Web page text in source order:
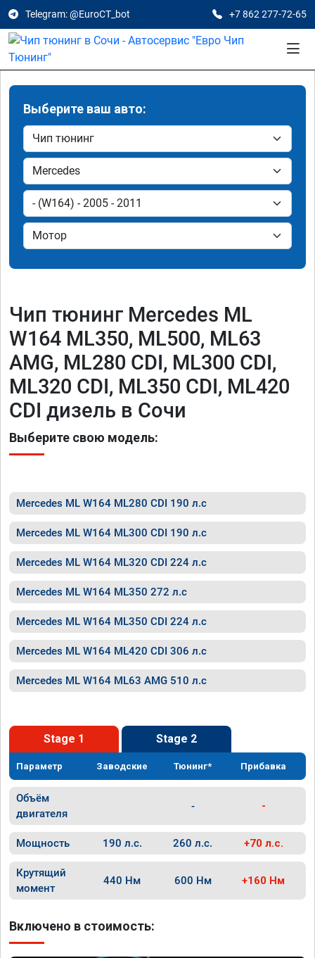
Telegram: @EuroCT_bot +7 862 277-72-65
Выберите ваш авто:
Чип тюнинг Mercedes ML
W164 ML350, ML500, ML63
AMG, ML280 CDI, ML300 CDI,
ML320 CDI, ML350 CDI, ML420
CDI дизель в Сочи
Выберите свою модель:
Mercedes ML W164 ML280 CDI 190 л.с
Mercedes ML W164 ML300 CDI 190 л.с
Mercedes ML W164 ML320 CDI 224 л.с
Mercedes ML W164 ML350 272 л.с
Mercedes ML W164 ML350 CDI 224 л.с
Mercedes ML W164 ML420 CDI 306 л.с
Mercedes ML W164 ML63 AMG 510 л.с
Stage 1 Stage 2
Параметр Заводские Тюнинг* Прибавка
Объём
двигателя
- -
Мощность 190 л.с. 260 л.с. +70 л.с.
Крутящий
момент
440 Нм 600 Нм +160 Нм
Включено в стоимость: